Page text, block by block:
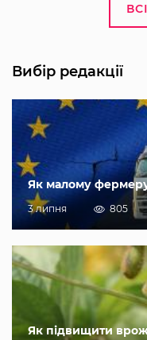
Вибір редакції
Як малому
3 липня 805
Як підвищити